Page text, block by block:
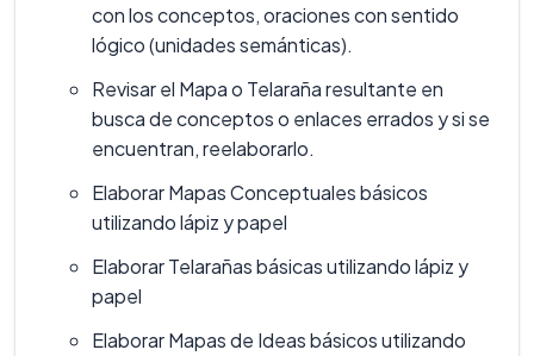
con los conceptos, oraciones con sentido
lógico (unidades semánticas).
Revisar el Mapa o Telaraña resultante en
busca de conceptos o enlaces errados y si se
encuentran, reelaborarlo.
Elaborar Mapas Conceptuales básicos
utilizando lápiz y papel
Elaborar Telarañas básicas utilizando lápiz y
papel
Elaborar Mapas de Ideas básicos utilizando